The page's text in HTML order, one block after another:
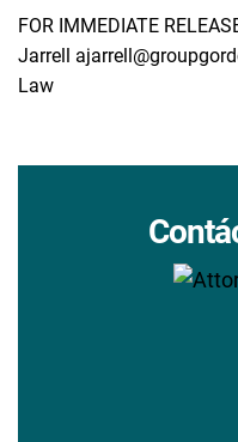
FOR IMMEDIATE
Jarrell
Law